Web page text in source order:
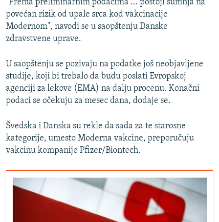
"Prema preliminarnim podacima ... postoji sumnja na
povećan rizik od upale srca kod vakcinacije
Modernom", navodi se u saopštenju Danske
zdravstvene uprave.
U saopštenju se pozivaju na podatke još neobjavljene
studije, koji bi trebalo da budu poslati Evropskoj
agenciji za lekove (EMA) na dalju procenu. Konačni
podaci se očekuju za mesec dana, dodaje se.
Švedska i Danska su rekle da sada za te starosne
kategorije, umesto Moderna vakcine, preporučuju
vakcinu kompanije Pfizer/Biontech.